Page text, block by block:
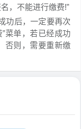
，不能进行缴费!”
功后，一定要再次
菜单，若已经成功
否则，需要重新缴